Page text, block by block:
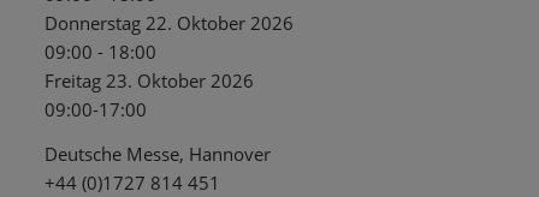
Donnerstag 22. Oktober 2026
09:00 - 18:00
Freitag 23. Oktober 2026
09:00-17:00
Deutsche Messe, Hannover
+44 (0)1727 814 451